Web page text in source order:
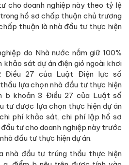
cho doanh nghiệp này theo tỷ lệ
hồ sơ chấp thuận chủ trương
thuận là nhà đầu tư thực hiện
do Nhà nước nắm giữ 100%
khảo sát dự án điện gió ngoài khơi
Điều 27 của Luật Điện lực số
lựa chọn nhà đầu tư thực hiện
b khoản 3 Điều 27 của Luật số
tư được lựa chọn thực hiện dự án
phí khảo sát, chi phí lập hồ sơ
tư cho doanh nghiệp này trước
đầu tư thực hiện dự án.
nhà đầu tư trúng thầu thực hiện